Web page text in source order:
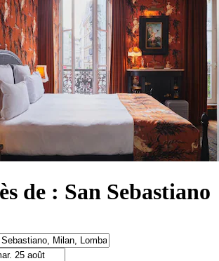
de : San Sebastiano